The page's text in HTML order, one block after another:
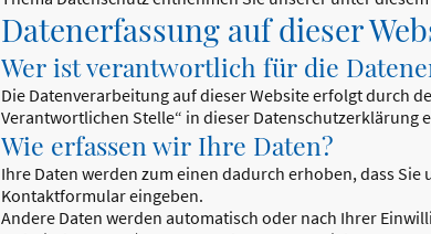
Datenerfassung auf dieser
Wer ist verantwortlich für die
Die Datenverarbeitung auf dieser Website erfolgt durch
Verantwortlichen Stelle“ in dieser Datenschutzerklärung
Wie erfassen wir Ihre Daten?
Ihre Daten werden zum einen dadurch erhoben, dass
Kontaktformular eingeben.
Andere Daten werden automatisch oder nach Ihrer